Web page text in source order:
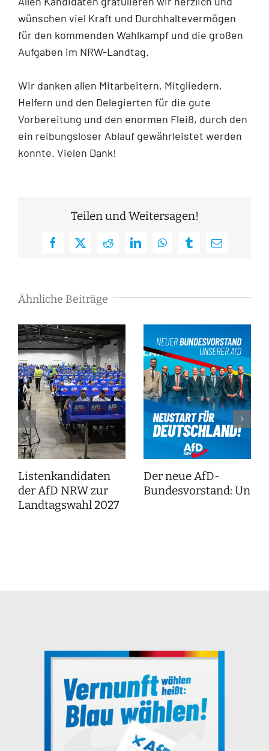
wünschen viel Kraft und Durchhaltevermögen
für den kommenden Wahlkampf und die großen
Aufgaben im NRW-Landtag.
Wir danken allen Mitarbeitern, Mitgliedern,
Helfern und den Delegierten für die gute
Vorbereitung und den enormen Fleiß, durch den
ein reibungsloser Ablauf gewährleistet werden
konnte. Vielen Dank!
Teilen und Weitersagen!
Facebook
X RedditLinkedInWhatsAppTumblrE-
Ähnliche Beiträge
Listenkandidaten
der AfD NRW zur
Landtagswahl 2027
Der neue AfD-
Bundesvorstand: